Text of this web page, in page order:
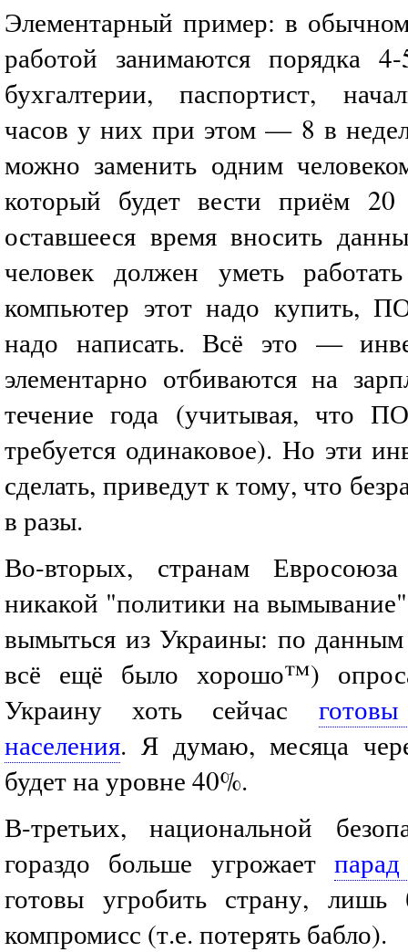
Элементарный пример: в
работой занимаются порядка
бухгалтерии, паспортист,
часов у них при этом — 8 в
можно заменить одним
который будет вести приём
оставшееся время вносить
человек должен уметь
компьютер этот надо купить,
надо написать. Всё это —
элементарно отбиваются на
течение года (учитывая, что
требуется одинаковое). Но эти
сделать, приведут к тому, что
в разы.
Во-вторых, странам
никакой "политики на
вымыться из Украины: по данным
всё ещё было хорошо™)
Украину хоть сейчас
населения. Я думаю, месяца
будет на уровне 40%.
В-третьих, национальной
гораздо больше угрожает
готовы угробить страну,
компромисс (т.е. потерять бабло).